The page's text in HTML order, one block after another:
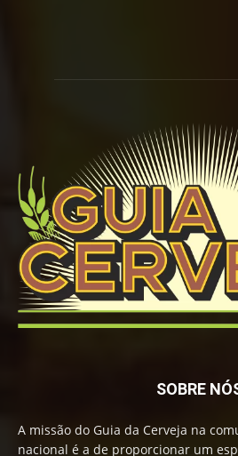
SOBRE
A missão do Guia da Cerveja na
nacional é a de proporcionar um